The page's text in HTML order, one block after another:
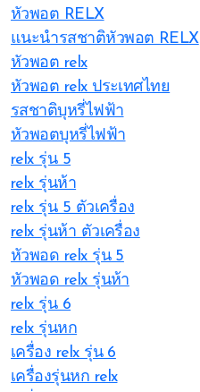
หัวพอต RELX
แนะนำรสชาติหัวพอต RELX
หัวพอต relx
หัวพอต relx ประเทศไทย
รสชาติบุหรี่ไฟฟ้า
หัวพอตบุหรี่ไฟฟ้า
relx รุ่น 5
relx รุ่นห้า
relx รุ่น 5 ตัวเครื่อง
relx รุ่นห้า ตัวเครื่อง
หัวพอด relx รุ่น 5
หัวพอด relx รุ่นห้า
relx รุ่น 6
relx รุ่นหก
เครื่อง relx รุ่น 6
เครื่องรุ่นหก relx